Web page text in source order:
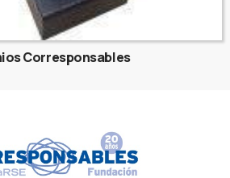
Corresponsables